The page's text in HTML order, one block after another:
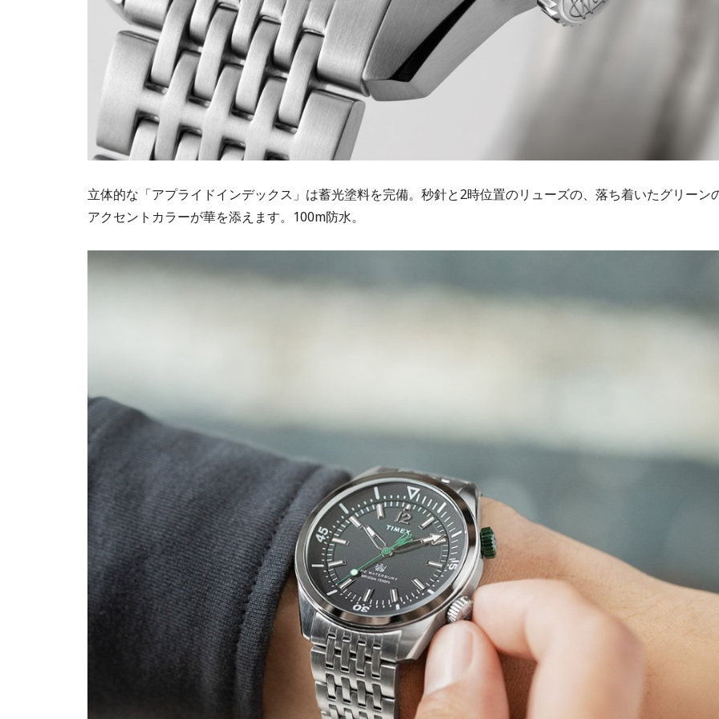
立体的な「アプライドインデックス」は蓄光塗料を完備。秒針と2時位置のリューズの、落ち着いたグリーン
アクセントカラーが華を添えます。100m防水。